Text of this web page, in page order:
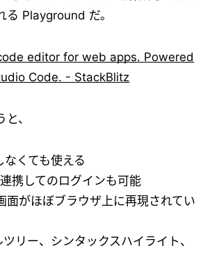
る Playground だ。
editor for web apps. Powered
Code. - StackBlitz
、
くても使える
携してのログインも可能
面がほぼブラウザ上に再現されてい
リー、シンタックスハイライト、